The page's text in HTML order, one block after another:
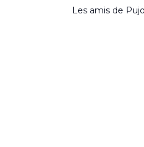
Les amis de